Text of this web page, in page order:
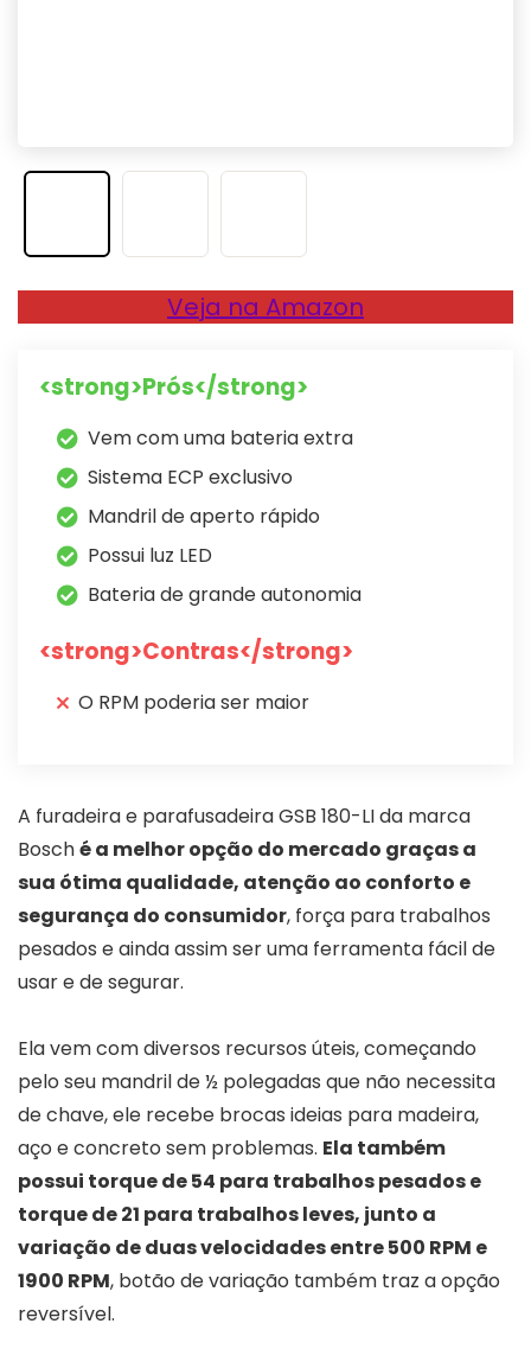
Veja na Amazon
<strong>Prós</strong>
Vem com uma bateria extra
Sistema ECP exclusivo
Mandril de aperto rápido
Possui luz LED
Bateria de grande autonomia
<strong>Contras</strong>
O RPM poderia ser maior
A furadeira e parafusadeira GSB 180-LI da marca
Bosché a melhor opção do mercado graças a
sua ótima qualidade, atenção ao conforto e
segurança do consumidor, força para trabalhos
pesados e ainda assim ser uma ferramenta fácil de
usar e de segurar.
Ela vem com diversos recursos úteis, começando
pelo seu mandril de ½ polegadas que não necessita
de chave, ele recebe brocas ideias para madeira,
aço e concreto sem problemas. Ela também
possui torque de 54 para trabalhos pesados e
torque de 21 para trabalhos leves, junto a
variação de duas velocidades entre 500 RPM e
1900 RPM, botão de variação também traz a opção
reversível.